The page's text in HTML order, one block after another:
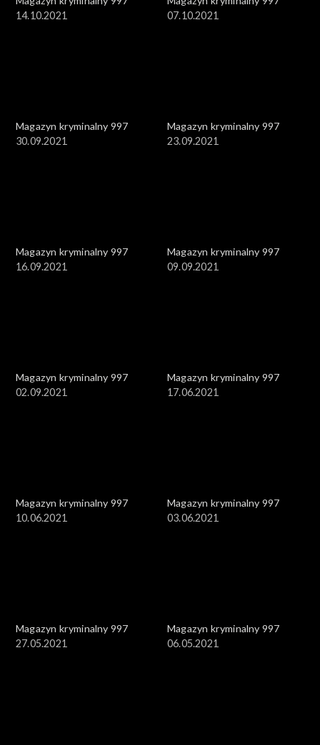
14.10.2021
07.10.2021
Magazyn kryminalny 997
30.09.2021
Magazyn kryminalny 997
23.09.2021
Magazyn kryminalny 997
16.09.2021
Magazyn kryminalny 997
09.09.2021
Magazyn kryminalny 997
02.09.2021
Magazyn kryminalny 997
17.06.2021
Magazyn kryminalny 997
10.06.2021
Magazyn kryminalny 997
03.06.2021
Magazyn kryminalny 997
27.05.2021
Magazyn kryminalny 997
06.05.2021